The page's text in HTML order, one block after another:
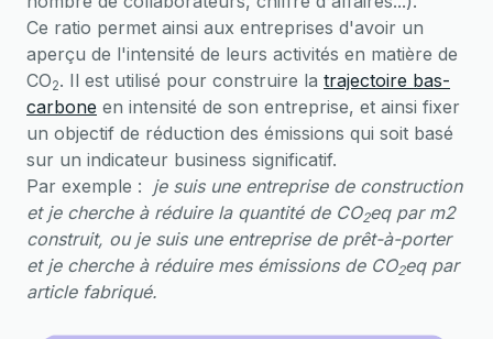
Ce ratio permet ainsi aux entreprises d'avoir un
aperçu de l'intensité de leurs activités en matière de
CO2. Il est utilisé pour construire la trajectoire bas-
carbone en intensité de son entreprise, et ainsi fixer
un objectif de réduction des émissions qui soit basé
sur un indicateur business significatif.
Par exemple : je suis une entreprise de construction
et je cherche à réduire la quantité de CO2eq par m2
construit, ou je suis une entreprise de prêt-à-porter
et je cherche à réduire mes émissions de CO2eq par
article fabriqué.